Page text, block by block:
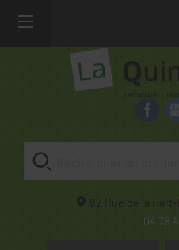
82 Rue de la Part-
04 78